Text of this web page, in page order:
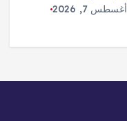
أغسطس 7, 2026